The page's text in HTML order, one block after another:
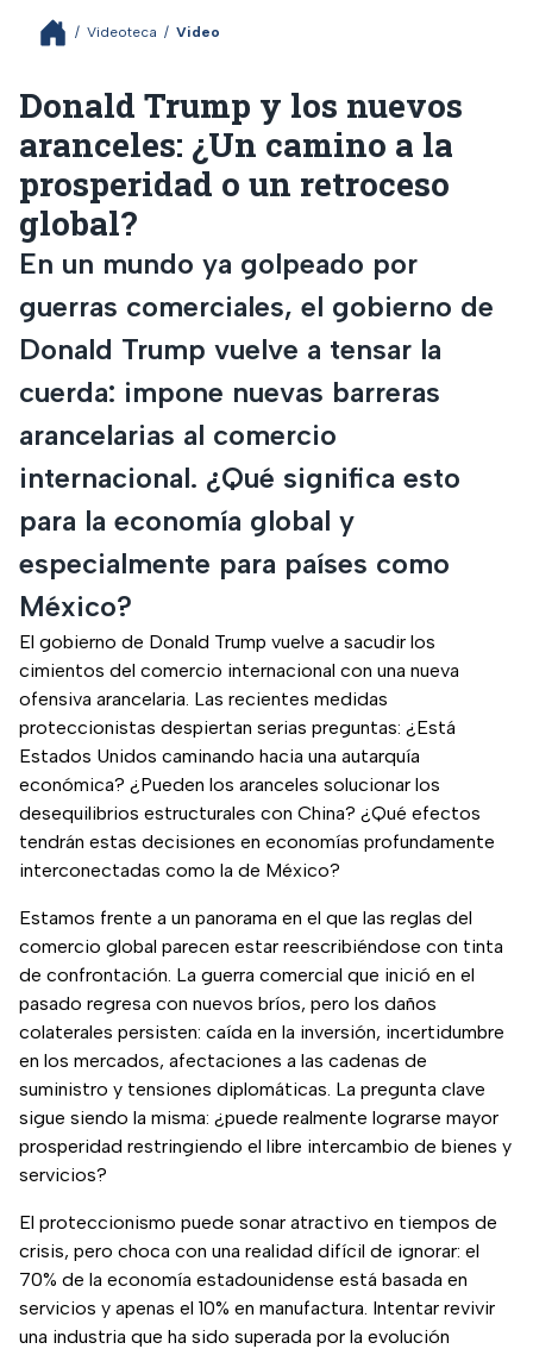
/ Videoteca / Video
Donald Trump y los nuevos
aranceles: ¿Un camino a la
prosperidad o un retroceso
global?
En un mundo ya golpeado por
guerras comerciales, el gobierno de
Donald Trump vuelve a tensar la
cuerda: impone nuevas barreras
arancelarias al comercio
internacional. ¿Qué significa esto
para la economía global y
especialmente para países como
México?
El gobierno de Donald Trump vuelve a sacudir los
cimientos del comercio internacional con una nueva
ofensiva arancelaria. Las recientes medidas
proteccionistas despiertan serias preguntas: ¿Está
Estados Unidos caminando hacia una autarquía
económica? ¿Pueden los aranceles solucionar los
desequilibrios estructurales con China? ¿Qué efectos
tendrán estas decisiones en economías profundamente
interconectadas como la de México?
Estamos frente a un panorama en el que las reglas del
comercio global parecen estar reescribiéndose con tinta
de confrontación. La guerra comercial que inició en el
pasado regresa con nuevos bríos, pero los daños
colaterales persisten: caída en la inversión, incertidumbre
en los mercados, afectaciones a las cadenas de
suministro y tensiones diplomáticas. La pregunta clave
sigue siendo la misma: ¿puede realmente lograrse mayor
prosperidad restringiendo el libre intercambio de bienes y
servicios?
El proteccionismo puede sonar atractivo en tiempos de
crisis, pero choca con una realidad difícil de ignorar: el
70% de la economía estadounidense está basada en
servicios y apenas el 10% en manufactura. Intentar revivir
una industria que ha sido superada por la evolución